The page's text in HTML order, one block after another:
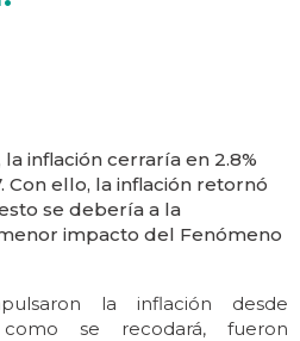
inflación cerraría en 2.8%
Con ello, la inflación retornó
se debería a la
impacto del Fenómeno
la inflación desde
se recodará, fueron